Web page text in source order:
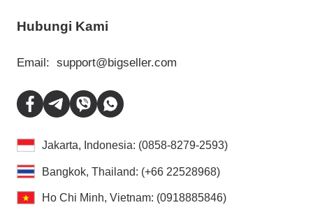
Hubungi Kami
Email: support@bigseller.com
Jakarta, Indonesia: (0858-8279-2593)
Bangkok, Thailand: (+66 22528968)
Ho Chi Minh, Vietnam: (0918885846)